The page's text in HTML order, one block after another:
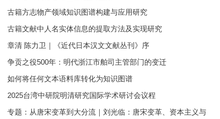
古籍方志物产领域知识图谱构建与应用研究
古籍文献中人名实体信息的提取方法及实现研究
章清 陈力卫｜《近代日本汉文文献丛刊》序
争贡之役500年：明代浙江市舶司主管部门的变迁
如何将任何文本语料库转化为知识图谱
2025台湾中研院明清研究国际学术研讨会议程
专题：从唐宋变革到大分流｜刘光临：唐宋变革、资本主义与